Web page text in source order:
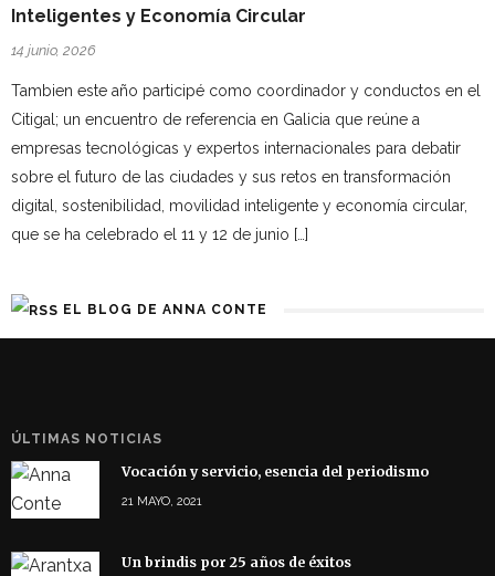
Inteligentes y Economía Circular
14 junio, 2026
Tambien este año participé como coordinador y conductos en el
Citigal; un encuentro de referencia en Galicia que reúne a
empresas tecnológicas y expertos internacionales para debatir
sobre el futuro de las ciudades y sus retos en transformación
digital, sostenibilidad, movilidad inteligente y economía circular,
que se ha celebrado el 11 y 12 de junio […]
EL BLOG DE ANNA CONTE
ÚLTIMAS NOTICIAS
Vocación y servicio, esencia del periodismo
21 MAYO, 2021
Un brindis por 25 años de éxitos